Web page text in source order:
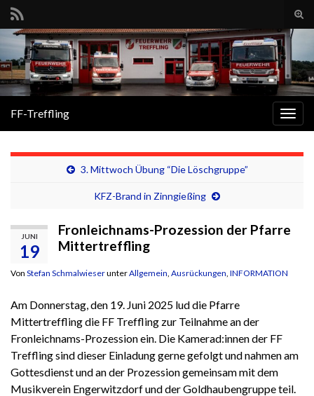
Search for:
FF-Treffling
3. Mittwoch Übung “Die Löschgruppe”
KFZ-Brand in Zinngießing
JUNI
19
Fronleichnams-Prozession der Pfarre
Mittertreffling
Von Stefan SchmalwieserunterAllgemein Ausrückungen INFORMATION
Am Donnerstag, den 19. Juni 2025 lud die Pfarre
Mittertreffling die FF Treffling zur Teilnahme an der
Fronleichnams-Prozession ein. Die Kamerad:innen der FF
Treffling sind dieser Einladung gerne gefolgt und nahmen am
Gottesdienst und an der Prozession gemeinsam mit dem
Musikverein Engerwitzdorf und der Goldhaubengruppe teil.